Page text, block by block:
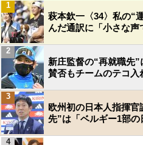
萩本欽一〈34〉私の“
んだ通訳に「小さな声
1
新庄監督の“再就職先
賛否もチームのテコ入
2
欧州初の日本人指揮
先”は「ベルギー1部
3
4